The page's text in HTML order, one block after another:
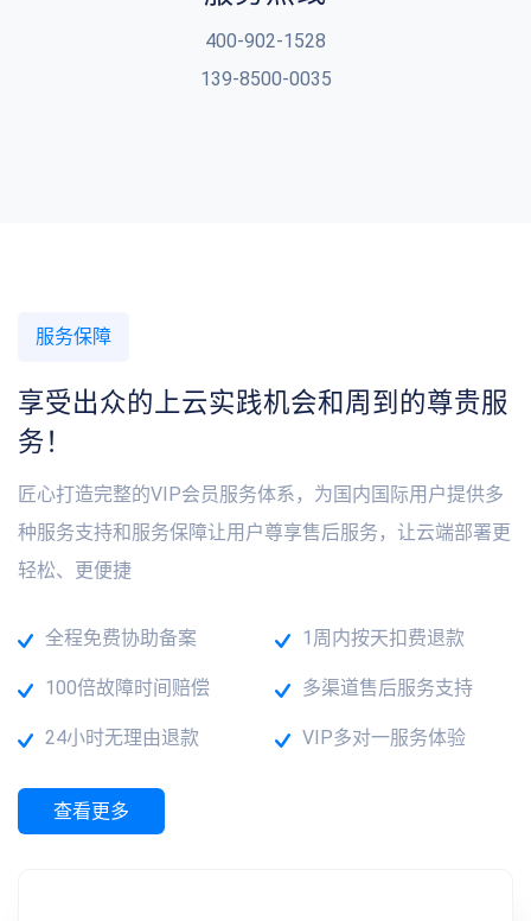
400-902-1528
139-8500-0035
服务保障
享受出众的上云实践机会和周到的尊贵服
务！
匠心打造完整的VIP会员服务体系，为国内国际用户提供多
种服务支持和服务保障让用户尊享售后服务，让云端部署更
轻松、更便捷
全程免费协助备案
100倍故障时间赔偿
24小时无理由退款
1周内按天扣费退款
多渠道售后服务支持
VIP多对一服务体验
查看更多